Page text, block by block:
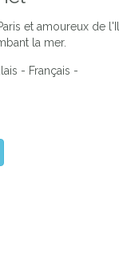
et amoureux
la mer.
- Français -